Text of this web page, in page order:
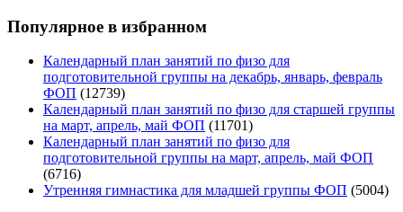
Популярное в избранном
Календарный план занятий по физо для
подготовительной группы на декабрь, январь, февраль
ФОП (12739)
Календарный план занятий по физо для старшей группы
на март, апрель, май ФОП (11701)
Календарный план занятий по физо для
подготовительной группы на март, апрель, май ФОП
(6716)
Утренняя гимнастика для младшей группы ФОП (5004)